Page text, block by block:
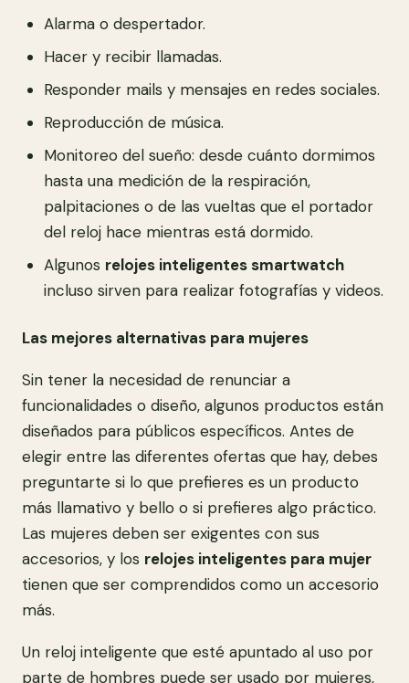
Alarma o despertador.
Hacer y recibir llamadas.
Responder mails y mensajes en redes sociales.
Reproducción de música.
Monitoreo del sueño: desde cuánto dormimos
hasta una medición de la respiración,
palpitaciones o de las vueltas que el portador
del reloj hace mientras está dormido.
Algunos relojes inteligentes smartwatch
incluso sirven para realizar fotografías y videos.
Las mejores alternativas para mujeres
Sin tener la necesidad de renunciar a
funcionalidades o diseño, algunos productos están
diseñados para públicos específicos. Antes de
elegir entre las diferentes ofertas que hay, debes
preguntarte si lo que prefieres es un producto
más llamativo y bello o si prefieres algo práctico.
Las mujeres deben ser exigentes con sus
accesorios, y los relojes inteligentes para mujer
tienen que ser comprendidos como un accesorio
más.
Un reloj inteligente que esté apuntado al uso por
parte de hombres puede ser usado por mujeres,